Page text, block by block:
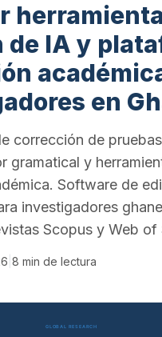
de IA y
en
corrección de
gramatical y
Software de
investigadores
Scopus y Web of
8 min de lectura